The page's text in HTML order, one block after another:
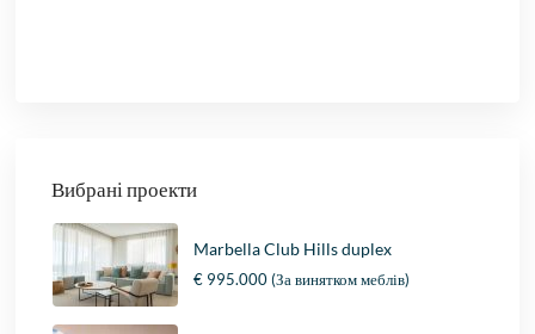
Вибрані проекти
Marbella Club Hills duplex
€ 995.000(За винятком меблів)